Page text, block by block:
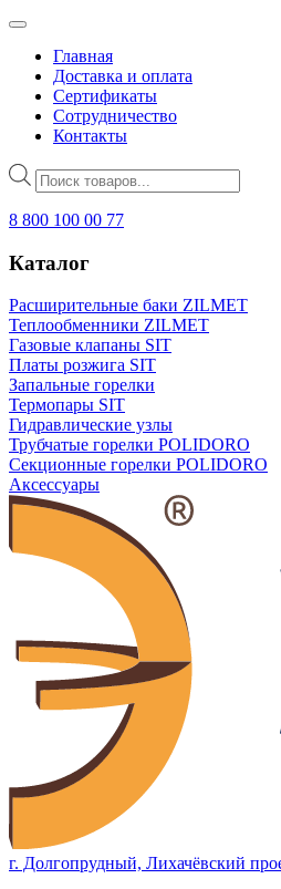
Главная
Доставка и оплата
Сертификаты
Сотрудничество
Контакты
Поиск
товаров
8 800 100 00 77
Каталог
Расширительные баки ZILMET
Теплообменники ZILMET
Газовые клапаны SIT
Платы розжига SIT
Запальные горелки
Термопары SIT
Гидравлические узлы
Трубчатые горелки POLIDORO
Секционные горелки POLIDORO
Аксессуары
г. Долгопрудный, Лихачёвский